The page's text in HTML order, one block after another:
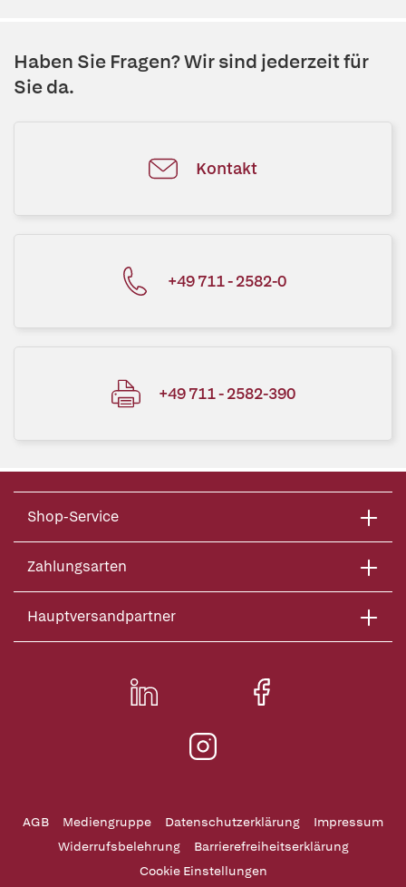
Haben Sie Fragen? Wir sind jederzeit für
Sie da.
Kontakt
+49 711 - 2582-0
+49 711 - 2582-390
Shop-Service
Zahlungsarten
Hauptversandpartner
AGB Mediengruppe Datenschutzerklärung
Impressum
Widerrufsbelehrung
Barrierefreiheitserklärung
Cookie Einstellungen